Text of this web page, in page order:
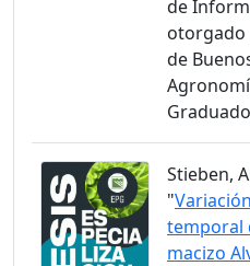
de
otorgado
de
Stieben,
"
temporal
macizo